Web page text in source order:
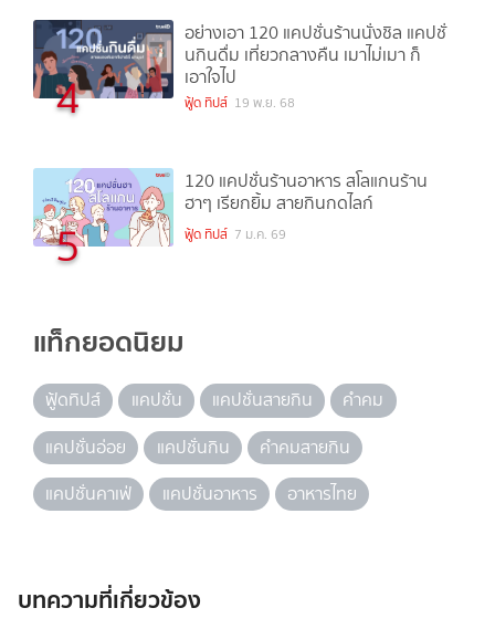
4
อย่างเอา 120 แคปชั่นร้านนั่งชิล แคปชั่
นกินดื่ม เที่ยวกลางคืน เมาไม่เมา ก็
เอาใจไป
ฟู้ด ทิปส์ 19 พ.ย. 68
5
120 แคปชั่นร้านอาหาร สโลแกนร้าน
ฮาๆ เรียกยิ้ม สายกินกดไลก์
ฟู้ด ทิปส์ 7 ม.ค. 69
แท็กยอดนิยม
ฟู้ดทิปส์ แคปชั่น แคปชั่นสายกิน
คำคม
แคปชั่นอ่อย
แคปชั่นกิน
คำคมสายกิน
แคปชั่นคาเฟ่
แคปชั่นอาหาร อาหารไทย
บทความที่เกี่ยวข้อง